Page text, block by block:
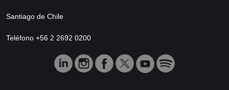
Santiago de Chile
Teléfono +56 2 2692 0200